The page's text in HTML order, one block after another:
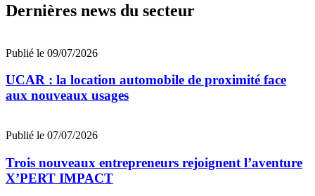
Dernières news du secteur
Publié le 09/07/2026
UCAR : la location automobile de proximité face
aux nouveaux usages
Publié le 07/07/2026
Trois nouveaux entrepreneurs rejoignent l’aventure
X’PERT IMPACT